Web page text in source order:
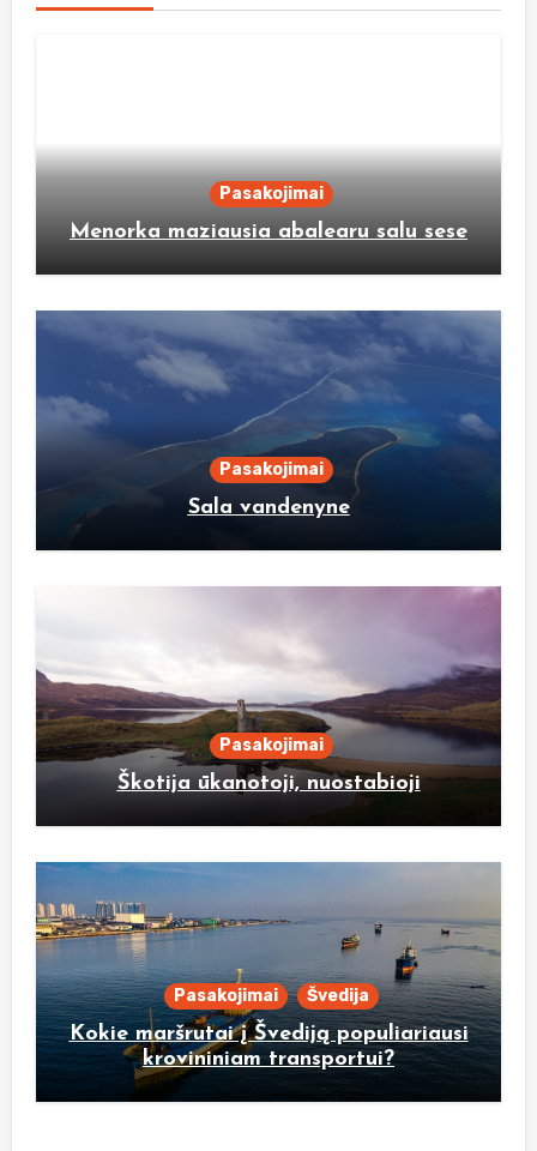
Pasakojimai
Menorka maziausia abalearu salu sese
Pasakojimai
Sala vandenyne
Pasakojimai
Škotija ūkanotoji, nuostabioji
Pasakojimai Švedija
Kokie maršrutai į Švediją populiariausi
krovininiam transportui?